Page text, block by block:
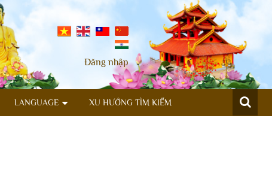
Đăng nhập
LANGUAGE XU HƯỚNG TÌM KIẾM